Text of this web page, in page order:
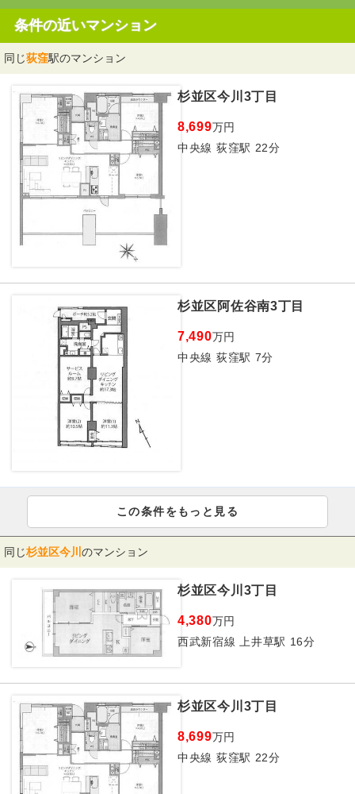
条件の近いマンション
同じ荻窪駅のマンション
杉並区今川3丁目
8,699万円
中央線 荻窪駅 22分
杉並区阿佐谷南3丁目
7,490万円
中央線 荻窪駅 7分
この条件をもっと見る
同じ杉並区今川 のマンション
杉並区今川3丁目
4,380万円
西武新宿線 上井草駅 16分
杉並区今川3丁目
8,699万円
中央線 荻窪駅 22分